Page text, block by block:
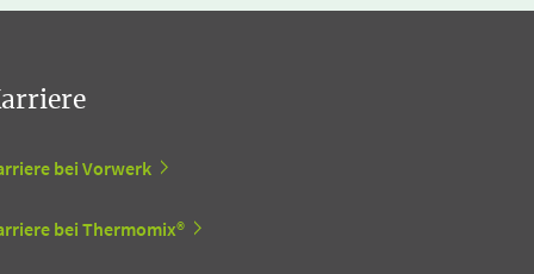
bei Vorwerk
bei Thermomix®